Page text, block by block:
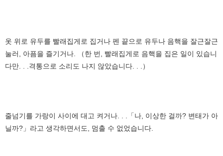
옷 위로 유두를 빨래집게로 집거나 펜 끝으로 유두나 음핵을 잘근잘근
눌러, 아픔을 즐기거나. （한 번, 빨래집게로 음핵을 집은 일이 있습니
다만. . .격통으로 소리도 나지 않았습니다. . .）
줄넘기를 가랑이 사이에 대고 켜거나. . .「나, 이상한 걸까? 변태가 아
닐까?」라고 생각하면서도, 멈출 수 없었습니다.